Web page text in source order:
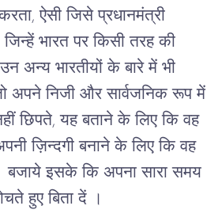
, ऐसी जिसे प्रधानमंत्री
जिन्हें भारत पर किसी तरह की
उन अन्य भारतीयों के बारे में भी
अपने निजी और सार्वजनिक रूप में
छिपते, यह बताने के लिए कि वह
ज़िन्दगी बनाने के लिए कि वह
बजाये इसके कि अपना सारा समय
हुए बिता दें ।